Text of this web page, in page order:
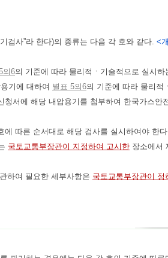
검사”라 한다)의 종류는 다음 각 호와 같다. <
의6의 기준에 따라 물리적ㆍ기술적으로 실시하
기에 대하여 별표 5의6의 기준에 따라 물리적
청서에 해당 내압용기를 첨부하여 한국가스안
따른 순서대로 해당 검사를 실시하여야 한
국토교통부장관이 지정하여 고시한 장소에서
하여 필요한 세부사항은 국토교통부장관이 정